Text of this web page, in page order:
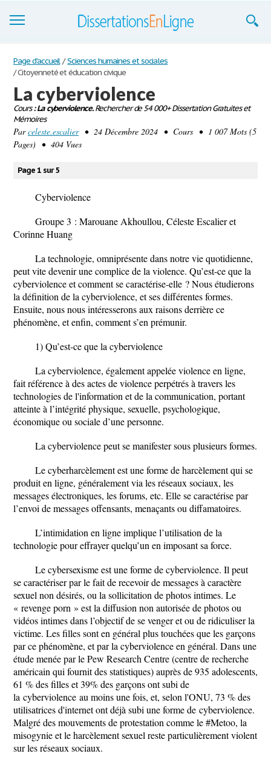
Dissertations
Se connecter
Contactez-nous
Page d'accueil / Sciences humaines et sociales
/Citoyenneté et éducation civique
La cyberviolence
Cours: La cyberviolence.Rechercher de 54 000+ Dissertation Gratuites et
Mémoires
Parceleste.escalier• 24 Décembre 2024 • Cours • 1 007 Mots (5
Pages) • 404 Vues
Page 1 sur 5
Cyberviolence
Groupe 3 : Marouane Akhoullou, Céleste Escalier et
Corinne Huang
La technologie, omniprésente dans notre vie quotidienne,
peut vite devenir une complice de la violence. Qu’est-ce que la
cyberviolence et comment se caractérise-elle ? Nous étudierons
la définition de la cyberviolence, et ses différentes formes.
Ensuite, nous nous intéresserons aux raisons derrière ce
phénomène, et enfin, comment s’en prémunir.
1) Qu’est-ce que la cyberviolence
La cyberviolence, également appelée violence en ligne,
fait référence à des actes de violence perpétrés à travers les
technologies de l'information et de la communication, portant
atteinte à l’intégrité physique, sexuelle, psychologique,
économique ou sociale d’une personne.
La cyberviolence peut se manifester sous plusieurs formes.
Le cyberharcèlement est une forme de harcèlement qui se
produit en ligne, généralement via les réseaux sociaux, les
messages électroniques, les forums, etc. Elle se caractérise par
l’envoi de messages offensants, menaçants ou diffamatoires.
L’intimidation en ligne implique l’utilisation de la
technologie pour effrayer quelqu’un en imposant sa force.
Le cybersexisme est une forme de cyberviolence. Il peut
se caractériser par le fait de recevoir de messages à caractère
sexuel non désirés, ou la sollicitation de photos intimes. Le
« revenge porn » est la diffusion non autorisée de photos ou
vidéos intimes dans l’objectif de se venger et ou de ridiculiser la
victime. Les filles sont en général plus touchées que les garçons
par ce phénomène, et par la cyberviolence en général. Dans une
étude menée par le Pew Research Centre (centre de recherche
américain qui fournit des statistiques) auprès de 935 adolescents,
61 % des filles et 39% des garçons ont subi de
la cyberviolence au moins une fois, et, selon l'ONU, 73 % des
utilisatrices d'internet ont déjà subi une forme de cyberviolence.
Malgré des mouvements de protestation comme le #Metoo, la
misogynie et le harcèlement sexuel reste particulièrement violent
sur les réseaux sociaux.